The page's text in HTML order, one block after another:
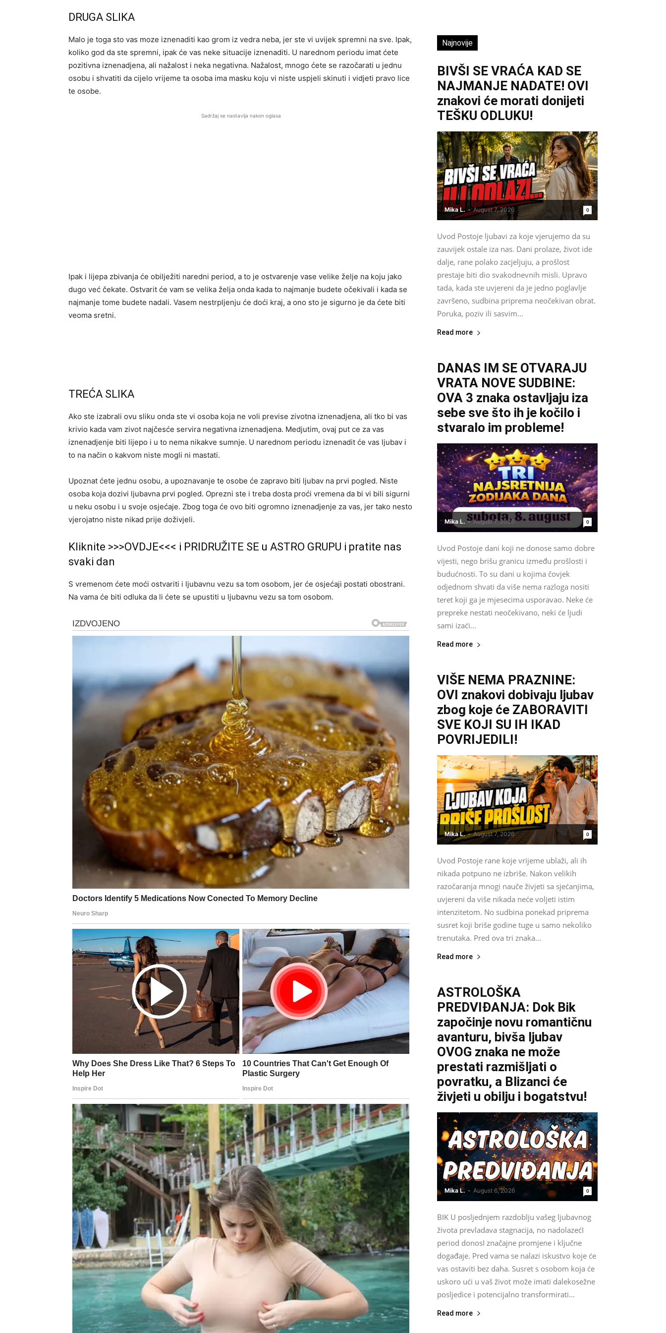
DRUGA SLIKA
Malo je toga sto vas moze iznenaditi kao grom iz vedra neba, jer ste vi uvijek spremni na sve. Ipak,
koliko god da ste spremni, ipak će vas neke situacije iznenaditi. U narednom periodu imat ćete
pozitivna iznenadjena, ali nažalost i neka negativna. Nažalost, mnogo ćete se razočarati u jednu
osobu i shvatiti da cijelo vrijeme ta osoba ima masku koju vi niste uspjeli skinuti i vidjeti pravo lice
te osobe.
Sadržaj se nastavlja nakon oglasa
Ipak i lijepa zbivanja će obilježiti naredni period, a to je ostvarenje vase velike želje na koju jako
dugo već čekate. Ostvarit će vam se velika želja onda kada to najmanje budete očekivali i kada se
najmanje tome budete nadali. Vasem nestrpljenju će doći kraj, a ono sto je sigurno je da ćete biti
veoma sretni.
TREĆA SLIKA
Ako ste izabrali ovu sliku onda ste vi osoba koja ne voli previse zivotna iznenadjena, ali tko bi vas
krivio kada vam zivot najčesće servira negativna iznenadjena. Medjutim, ovaj put ce za vas
iznenadjenje biti lijepo i u to nema nikakve sumnje. U narednom periodu iznenadit će vas ljubav i
to na način o kakvom niste mogli ni mastati.
Upoznat ćete jednu osobu, a upoznavanje te osobe će zapravo biti ljubav na prvi pogled. Niste
osoba koja dozivi ljubavna prvi pogled. Oprezni ste i treba dosta proći vremena da bi vi bili sigurni
u neku osobu i u svoje osjećaje. Zbog toga će ovo biti ogromno iznenadjenje za vas, jer tako nesto
vjerojatno niste nikad prije doživjeli.
Kliknite >>>OVDJE<<< i PRIDRUŽITE SE u ASTRO GRUPU i pratite nas
svaki dan
S vremenom ćete moći ostvariti i ljubavnu vezu sa tom osobom, jer će osjećaji postati obostrani.
Na vama će biti odluka da li ćete se upustiti u ljubavnu vezu sa tom osobom.
Najnovije
BIVŠI SE VRAĆA KAD SE
NAJMANJE NADATE! OVI
znakovi će morati donijeti
TEŠKU ODLUKU!
Mika L. - August 7, 2026 0
Uvod Postoje ljubavi za koje vjerujemo da su
zauvijek ostale iza nas. Dani prolaze, život ide
dalje, rane polako zacjeljuju, a prošlost
prestaje biti dio svakodnevnih misli. Upravo
tada, kada ste uvjereni da je jedno poglavlje
završeno, sudbina priprema neočekivan obrat.
Poruka, poziv ili sasvim...
Read more
DANAS IM SE OTVARAJU
VRATA NOVE SUDBINE:
OVA 3 znaka ostavljaju iza
sebe sve što ih je kočilo i
stvaralo im probleme!
Mika L. - August 7, 2026 0
Uvod Postoje dani koji ne donose samo dobre
vijesti, nego brišu granicu između prošlosti i
budućnosti. To su dani u kojima čovjek
odjednom shvati da više nema razloga nositi
teret koji ga je mjesecima usporavao. Neke će
prepreke nestati neočekivano, neki će ljudi
sami izaći...
Read more
VIŠE NEMA PRAZNINE:
OVI znakovi dobivaju ljubav
zbog koje će ZABORAVITI
SVE KOJI SU IH IKAD
POVRIJEDILI!
Mika L. - August 7, 2026 0
Uvod Postoje rane koje vrijeme ublaži, ali ih
nikada potpuno ne izbriše. Nakon velikih
razočaranja mnogi nauče živjeti sa sjećanjima,
uvjereni da više nikada neće voljeti istim
intenzitetom. No sudbina ponekad priprema
susret koji briše godine tuge u samo nekoliko
trenutaka. Pred ova tri znaka...
Read more
ASTROLOŠKA
PREDVIĐANJA: Dok Bik
započinje novu romantičnu
avanturu, bivša ljubav
OVOG znaka ne može
prestati razmišljati o
povratku, a Blizanci će
živjeti u obilju i bogatstvu!
Mika L. - August 6, 2026 0
BIK U posljednjem razdoblju vašeg ljubavnog
života prevladava stagnacija, no nadolazećI
period donosI značajne promjene i ključne
događaje. Pred vama se nalazi iskustvo koje će
vas ostaviti bez daha. Susret s osobom koja će
uskoro ući u vaš život može imati dalekosežne
posljedice i potencijalno transformirati...
Read more